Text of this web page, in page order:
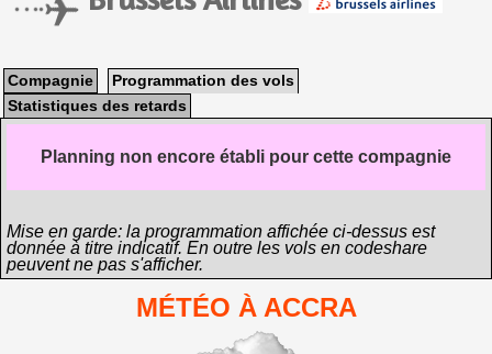
Compagnie
Programmation des vols
Statistiques des retards
Planning non encore établi pour cette compagnie
Mise en garde: la programmation affichée ci-dessus est
donnée à titre indicatif. En outre les vols en codeshare
peuvent ne pas s'afficher.
MÉTÉO À ACCRA